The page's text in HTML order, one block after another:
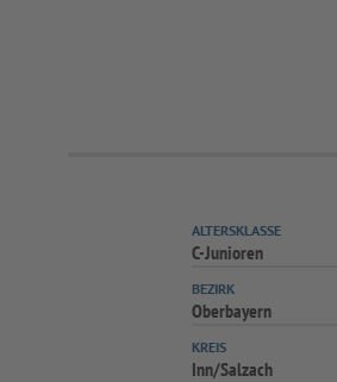
ALTERSKLASSE
C-Junioren
BEZIRK
Oberbayern
KREIS
Inn/Salzach